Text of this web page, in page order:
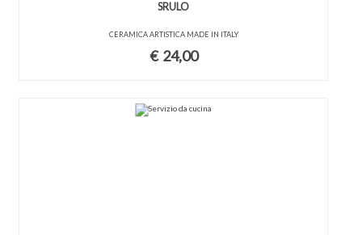
SRULO
CERAMICA ARTISTICA MADE IN ITALY
€ 24,00